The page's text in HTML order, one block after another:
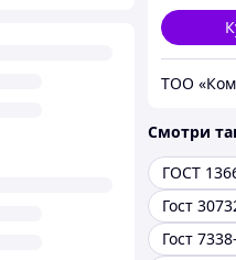
ТОО
Смотри
ГОСТ
Гост
Гост